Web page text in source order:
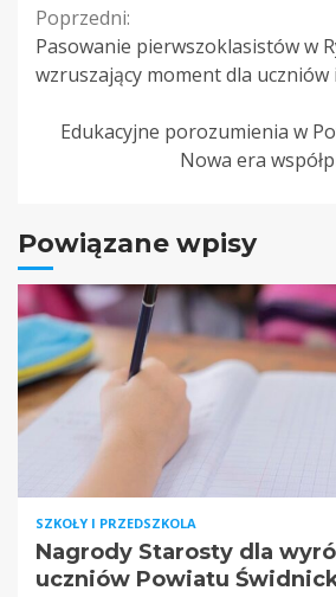
Continue
Reading
Poprzedni:
Pasowanie pierwszoklasistów w
wzruszający moment dla uczniów
Edukacyjne porozumienia w
Nowa era
Powiązane wpisy
SZKOŁY I PRZEDSZKOLA
Nagrody Starosty dla
uczniów Powiatu